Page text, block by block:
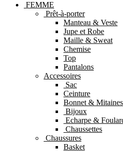
FEMME
Prêt-à-porter
Manteau & Veste
Jupe et Robe
Maille & Sweat
Chemise
Top
Pantalons
Accessoires
Sac
Ceinture
Bonnet & Mitaines
Bijoux
Echarpe &
Chaussettes
Chaussures
Basket